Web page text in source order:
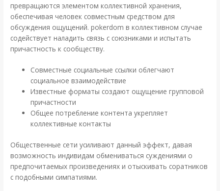
превращаются элементом коллективной хранения,
обеспечивая человек совместным средством для
обсуждения ощущений. pokerdom в коллективном случае
содействует наладить связь с союзниками и испытать
причастность к сообществу.
Совместные социальные ссылки облегчают
социальное взаимодействие
Известные форматы создают ощущение групповой
причастности
Общее потребление контента укрепляет
коллективные контакты
Общественные сети усиливают данный эффект, давая
возможность индивидам обмениваться суждениями о
предпочитаемых произведениях и отыскивать соратников
с подобными симпатиями.